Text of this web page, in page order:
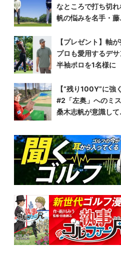
なところで打ち切
帆の悩みを名手・藤
【プレゼント】軸
プロも愛用するデ
半袖ポロを1名様に
【“残り100Y”に強
#2「左奥」へのミ
桑木志帆が意識して